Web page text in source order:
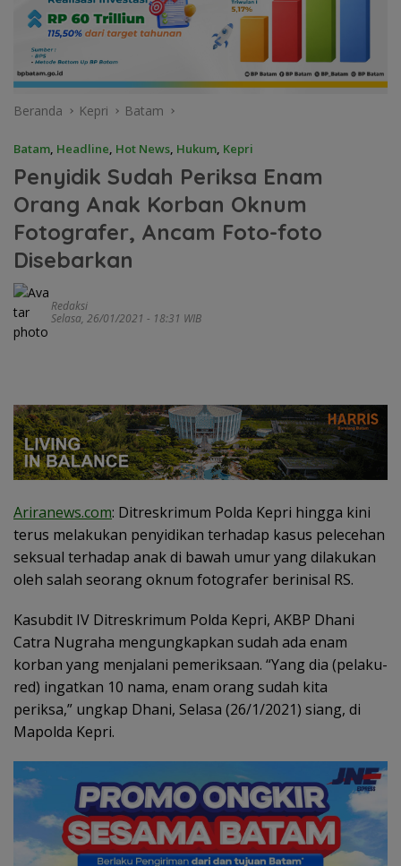
Beranda Kepri Batam
Batam, Headline, Hot News, Hukum, Kepri
Penyidik Sudah Periksa Enam
Orang Anak Korban Oknum
Fotografer, Ancam Foto-foto
Disebarkan
Redaksi
Selasa, 26/01/2021 - 18:31 WIB
Ariranews.com: Ditreskrimum Polda Kepri hingga kini
terus melakukan penyidikan terhadap kasus pelecehan
seksual terhadap anak di bawah umur yang dilakukan
oleh salah seorang oknum fotografer berinisal RS.
Kasubdit IV Ditreskrimum Polda Kepri, AKBP Dhani
Catra Nugraha mengungkapkan sudah ada enam
korban yang menjalani pemeriksaan. “Yang dia (pelaku-
red) ingatkan 10 nama, enam orang sudah kita
periksa,” ungkap Dhani, Selasa (26/1/2021) siang, di
Mapolda Kepri.